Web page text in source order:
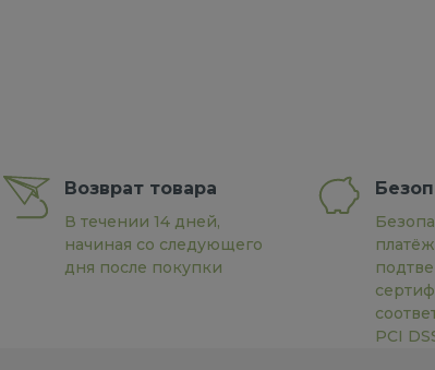
Возврат товара
В течении 14 дней,
начиная со следующего
дня после покупки
PCI